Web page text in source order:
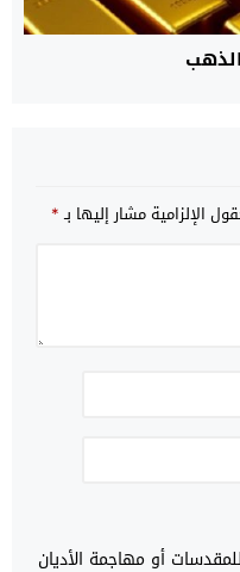
الإلزامية مشار إليها بـ*
أو مهاجمة الأديان